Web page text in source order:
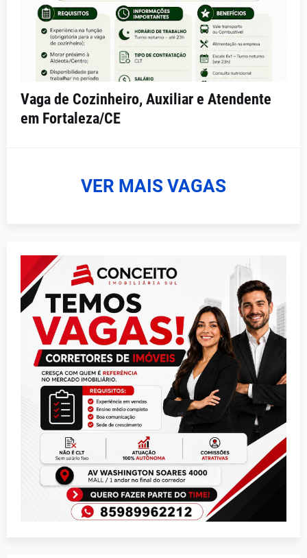
Vaga de Cozinheiro, Auxiliar e Atendente
em Fortaleza/CE
VER MAIS VAGAS